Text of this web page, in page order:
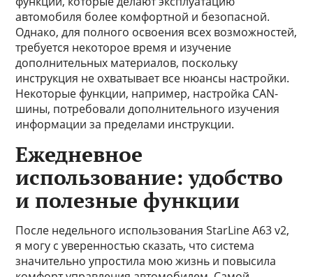
автомобиля более комфортной и безопасной.
Однако, для полного освоения всех возможностей,
требуется некоторое время и изучение
дополнительных материалов, поскольку
инструкция не охватывает все нюансы настройки.
Некоторые функции, например, настройка CAN-
шины, потребовали дополнительного изучения
информации за пределами инструкции.
Ежедневное
использование: удобство
и полезные функции
После недельного использования StarLine A63 v2,
я могу с уверенностью сказать, что система
значительно упростила мою жизнь и повысила